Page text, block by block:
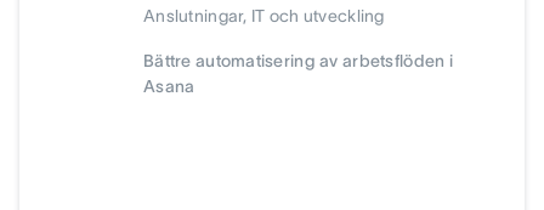
Anslutningar, IT och utveckling
Bättre automatisering av arbetsflöden i
Asana